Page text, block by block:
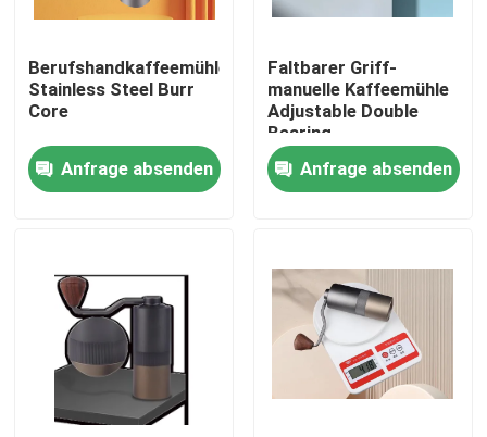
Fabrik-Ausflug
Qualitätskontrolle
Fälle
Kaffeebohneschleifer
Burr Coffee Grinder
Berufshandkaffeemühle
Stainless Steel Burr
Core
Anfrage absenden
Faltbarer Griff-
manuelle Kaffeemühle
Adjustable Double
Bearing
Anfrage absenden